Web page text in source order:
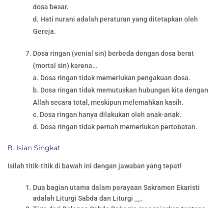
dosa besar.
d. Hati nurani adalah peraturan yang ditetapkan oleh
Gereja.
Dosa ringan (venial sin) berbeda dengan dosa berat
(mortal sin) karena…
a. Dosa ringan tidak memerlukan pengakuan dosa.
b. Dosa ringan tidak memutuskan hubungan kita dengan
Allah secara total, meskipun melemahkan kasih.
c. Dosa ringan hanya dilakukan oleh anak-anak.
d. Dosa ringan tidak pernah memerlukan pertobatan.
B. Isian Singkat
Isilah titik-titik di bawah ini dengan jawaban yang tepat!
Dua bagian utama dalam perayaan Sakramen Ekaristi
adalah Liturgi Sabda dan Liturgi
.